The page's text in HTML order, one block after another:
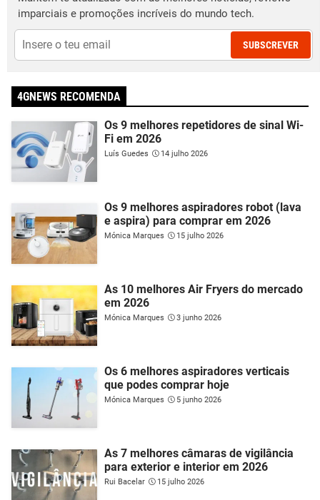
imparciais e promoções incríveis do mundo tech.
SUBSCREVER
4GNEWS RECOMENDA
Os 9 melhores repetidores de sinal Wi-
Fi em 2026
Luís Guedes 14 julho 2026
Os 9 melhores aspiradores robot (lava
e aspira) para comprar em 2026
Mónica Marques 15 julho 2026
As 10 melhores Air Fryers do mercado
em 2026
Mónica Marques 3 junho 2026
Os 6 melhores aspiradores verticais
que podes comprar hoje
Mónica Marques 5 junho 2026
As 7 melhores câmaras de vigilância
para exterior e interior em 2026
Rui Bacelar 15 julho 2026